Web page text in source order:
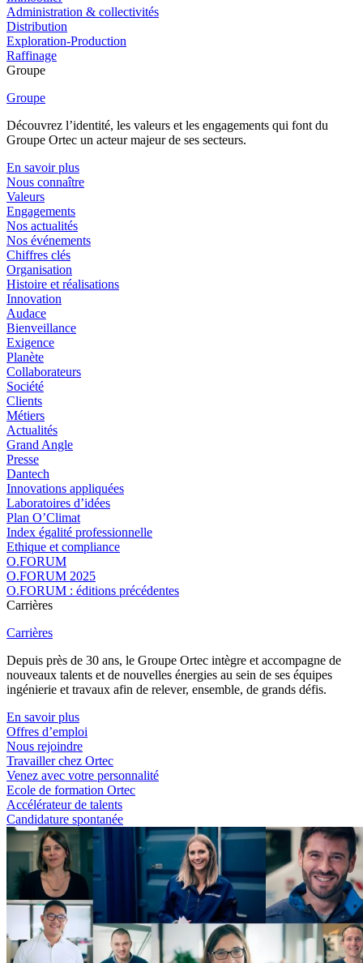
Administration & collectivités
Distribution
Exploration-Production
Raffinage
Groupe
Groupe
Découvrez l’identité, les valeurs et les engagements qui font du
Groupe Ortec un acteur majeur de ses secteurs.
En savoir plus
Nous connaître
Valeurs
Engagements
Nos actualités
Nos événements
Chiffres clés
Organisation
Histoire et réalisations
Innovation
Audace
Bienveillance
Exigence
Planète
Collaborateurs
Société
Clients
Métiers
Actualités
Grand Angle
Presse
Dantech
Innovations appliquées
Laboratoires d’idées
Plan O’Climat
Index égalité professionnelle
Ethique et compliance
O.FORUM
O.FORUM 2025
O.FORUM : éditions précédentes
Carrières
Carrières
Depuis près de 30 ans, le Groupe Ortec intègre et accompagne de
nouveaux talents et de nouvelles énergies au sein de ses équipes
ingénierie et travaux afin de relever, ensemble, de grands défis.
En savoir plus
Offres d’emploi
Nous rejoindre
Travailler chez Ortec
Venez avec votre personnalité
Ecole de formation Ortec
Accélérateur de talents
Candidature spontanée